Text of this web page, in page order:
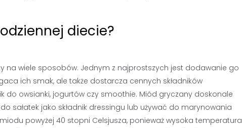
diecie?
na wiele sposobów. Jednym z najprostszych jest dodawanie go
ich smak, ale także dostarcza cennych składników
do owsianki, jogurtów czy smoothie. Miód gryczany doskonale
sałatek jako składnik dressingu lub używać do marynowania
powyżej 40 stopni Celsjusza, ponieważ wysoka temperatura